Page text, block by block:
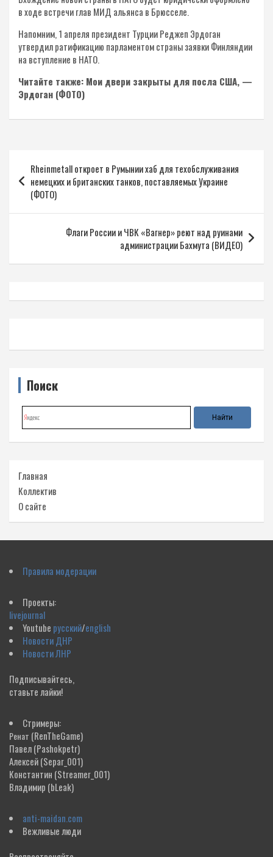
в ходе встречи глав МИД альянса в Брюсселе.
Напомним, 1 апреля президент Турции Реджеп Эрдоган
утвердил ратификацию парламентом страны заявки Финляндии
на вступление в НАТО.
Читайте также: Мои двери закрыты для посла США, —
Эрдоган (ФОТО)
по
записям
Rheinmetall откроет в Румынии хаб для техобслуживания
немецких и британских танков, поставляемых Украине
(ФОТО)
Флаги России и ЧВК «Вагнер» реют над руинами
администрации Бахмута (ВИДЕО)
Поиск
Главная
Коллектив
О сайте
Правила модерации
Проекты:
livejournal
Youtube русский/english
Новости ДНР
Новости ЛНР
Подписывайтесь,
ставьте лайки!
Стримеры:
Ренат (RenTheGame)
Павел(Pashokpetr)
Алексей(Separ_001)
Константин (Streamer_001)
Владимир (bLeak)
anti-maidan.com
Вежливые люди